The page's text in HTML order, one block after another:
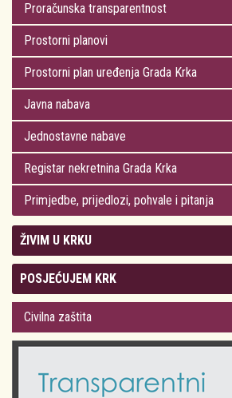
Proračunska transparentnost
Prostorni planovi
Prostorni plan uređenja Grada Krka
Javna nabava
Jednostavne nabave
Registar nekretnina Grada Krka
Primjedbe, prijedlozi, pohvale i pitanja
ŽIVIM U KRKU
Kolegij gradonačelnika
Gradsko vijeće
Odluke Grada Krka (Službene novine PGŽ)
POSJEĆUJEM KRK
Plan Grada Krka
Krk 360° VR panorama
Krk uživo
Civilna zaštita